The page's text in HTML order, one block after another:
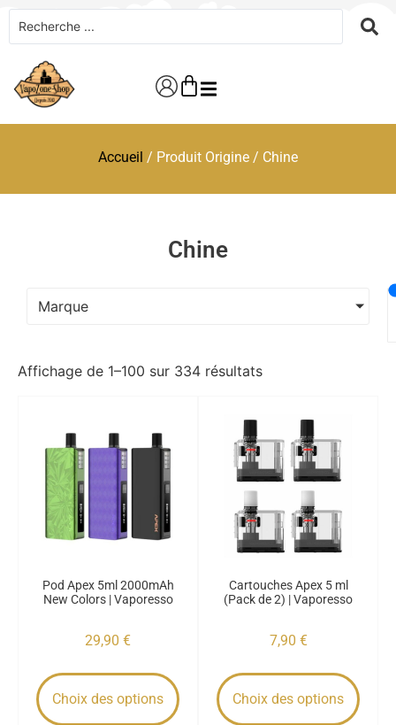
Accueil / Produit Origine / Chine
Chine
Marque
Affichage de 1–100 sur 334 résultats
Pod Apex 5ml 2000mAh
New Colors | Vaporesso
29,90 €
Choix des options
Cartouches Apex 5 ml
(Pack de 2) | Vaporesso
7,90 €
Choix des options